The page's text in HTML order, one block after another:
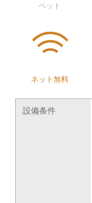
ペット
ネット無料
設備条件